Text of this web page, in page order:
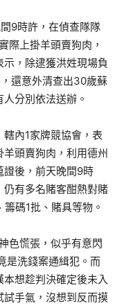
9時許，在偵查隊隊
際上掛羊頭賣狗肉，
，除逮獲洪姓現場負
還意外清查出30歲蘇
分別依法送辦。
內1家牌競協會，表
頭賣狗肉，利用德州
證後，前天晚間9時
有多名賭客酣熱對賭
碼1批、賭具等物。
色慌張，似乎有意閃
是洗錢案通緝犯。而
想趁判決確定後未入
手氣，沒想到反而摸